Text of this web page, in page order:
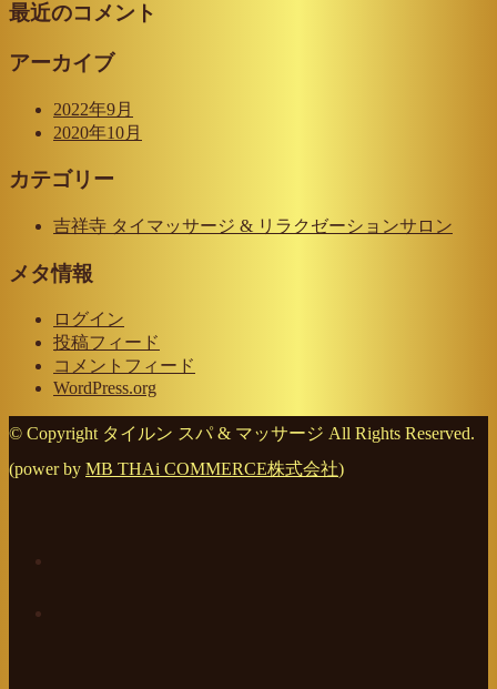
最近のコメント
アーカイブ
2022年9月
2020年10月
カテゴリー
吉祥寺 タイマッサージ & リラクゼーションサロン
メタ情報
ログイン
投稿フィード
コメントフィード
WordPress.org
© Copyright タイルン スパ & マッサージ All Rights Reserved.
(power by MB THAi COMMERCE株式会社)